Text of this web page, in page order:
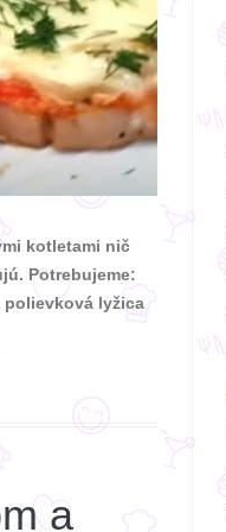
kotletami nič
Potrebujeme:
lyžica
a